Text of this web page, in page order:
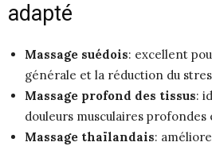
adapté
Massage suédois: excellent
générale et la réduction du
Massage profond des tissus:
douleurs musculaires profondes
Massage thaïlandais: